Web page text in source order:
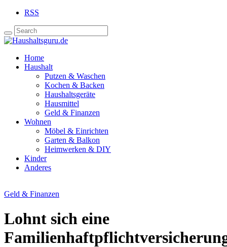
RSS
Home
Haushalt
Putzen & Waschen
Kochen & Backen
Haushaltsgeräte
Hausmittel
Geld & Finanzen
Wohnen
Möbel & Einrichten
Garten & Balkon
Heimwerken & DIY
Kinder
Anderes
Geld & Finanzen
Lohnt sich eine